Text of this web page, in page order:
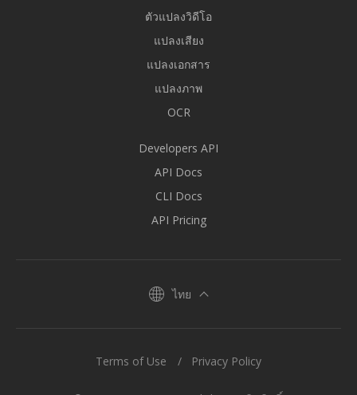
ตัวแปลงวิดีโอ
แปลงเสียง
แปลงเอกสาร
แปลงภาพ
OCR
Developers API
API Docs
CLI Docs
API Pricing
ไทย
Terms of Use Privacy Policy